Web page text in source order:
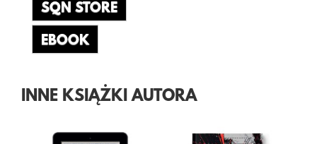
SQN STORE
EBOOK
INNE KSIĄŻKI AUTORA